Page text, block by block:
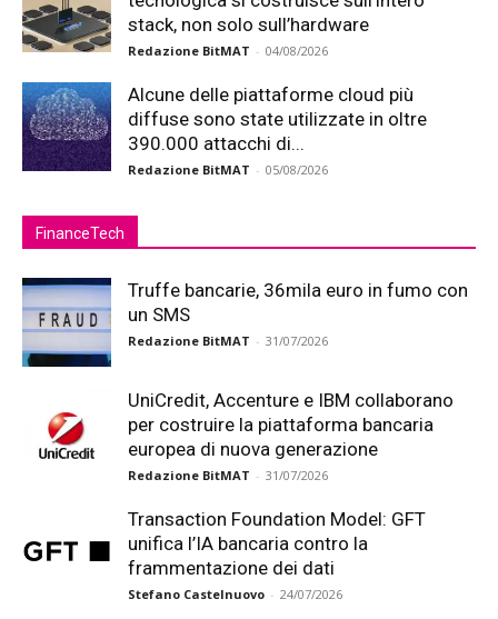
stack, non solo sull’hardware
Redazione BitMAT - 04/08/2026
Alcune delle piattaforme cloud più
diffuse sono state utilizzate in oltre
390.000 attacchi di...
Redazione BitMAT - 05/08/2026
FinanceTech
Truffe bancarie, 36mila euro in fumo con
un SMS
Redazione BitMAT - 31/07/2026
UniCredit, Accenture e IBM collaborano
per costruire la piattaforma bancaria
europea di nuova generazione
Redazione BitMAT - 31/07/2026
Transaction Foundation Model: GFT
unifica l’IA bancaria contro la
frammentazione dei dati
Stefano Castelnuovo - 24/07/2026